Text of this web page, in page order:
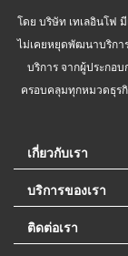
โดย บริษัท เทเลอินโฟ
ไม่เคยหยุดพัฒนาบริกา
บริการ จากผู้ประกอ
ครอบคลุมทุกหมวดธุร
เกี่ยวกับเรา
บริการของเรา
ติดต่อเรา